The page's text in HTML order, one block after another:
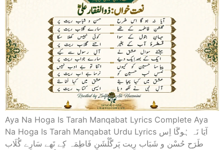
Aya Na Hoga Is Tarah Manqabat Lyrics Complete Aya
Na Hoga Is Tarah Manqabat Urdu Lyrics آیَا نَہ ہُوگَا اِس
طَرَح حُسْن و شَبَاب رِیت پَرگُلْشَنِ فَاطِمَہ کِے تَھے سَارِے گُلَاب